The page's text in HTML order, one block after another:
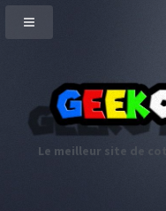
Le meilleur site de